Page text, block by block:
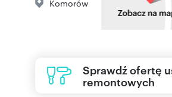
Komorów
Sprawdź ofertę
remontowych